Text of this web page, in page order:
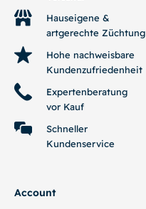
Hauseigene &
artgerechte Züchtung
Hohe nachweisbare
Kundenzufriedenheit
Expertenberatung
vor Kauf
Schneller
Kundenservice
Account